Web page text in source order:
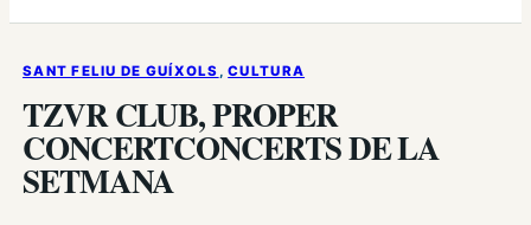
el
SANT FELIU DE GUÍXOLS , CULTURA
TZVR CLUB, PROPER
CONCERTCONCERTS DE LA
SETMANA